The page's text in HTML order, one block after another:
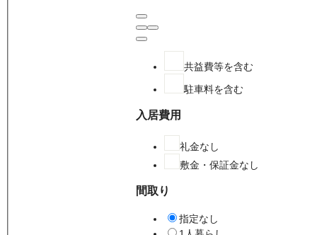
共益費等を含む
駐車料を含む
入居費用
礼金なし
敷金・保証金なし
間取り
指定なし